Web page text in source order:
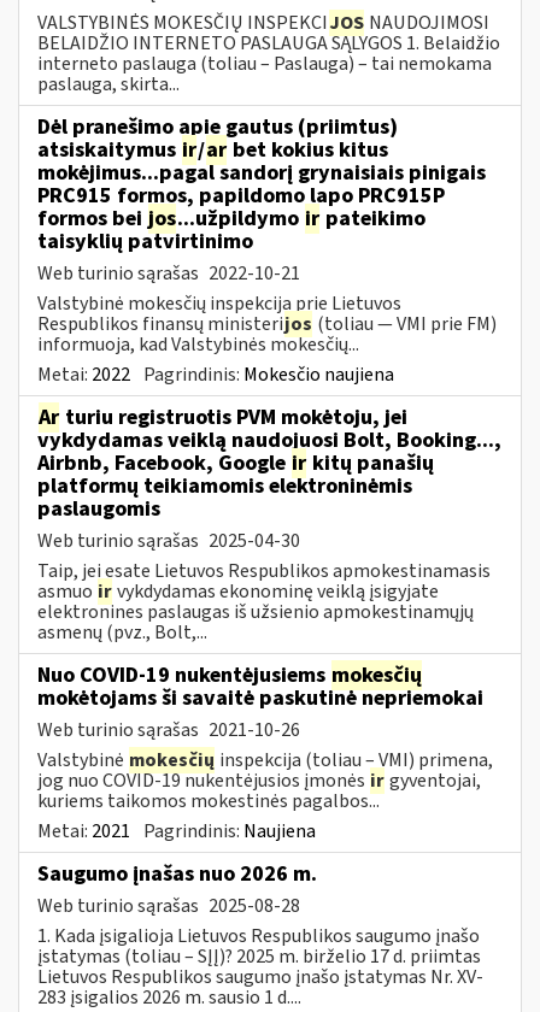
VALSTYBINĖS MOKESČIŲ INSPEKCIJOS NAUDOJIMOSI
BELAIDŽIO INTERNETO PASLAUGA SĄLYGOS 1. Belaidžio
interneto paslauga (toliau – Paslauga) – tai nemokama
paslauga, skirta...
Dėl pranešimo apie gautus (priimtus)
atsiskaitymus ir/ar bet kokius kitus
mokėjimus...pagal sandorį grynaisiais pinigais
PRC915 formos, papildomo lapo PRC915P
formos bei jos...užpildymo ir pateikimo
taisyklių patvirtinimo
Web turinio sąrašas 2022-10-21
Valstybinė mokesčių inspekcija prie Lietuvos
Respublikos finansų ministerijos (toliau ― VMI prie FM)
informuoja, kad Valstybinės mokesčių...
Metai: 2022 Pagrindinis: Mokesčio naujiena
Ar turiu registruotis PVM mokėtoju, jei
vykdydamas veiklą naudojuosi Bolt, Booking...,
Airbnb, Facebook, Google ir kitų panašių
platformų teikiamomis elektroninėmis
paslaugomis
Web turinio sąrašas 2025-04-30
Taip, jei esate Lietuvos Respublikos apmokestinamasis
asmuo irvykdydamas ekonominę veiklą įsigyjate
elektronines paslaugas iš užsienio apmokestinamųjų
asmenų (pvz., Bolt,...
Nuo COVID-19 nukentėjusiems mokesčių
mokėtojams ši savaitė paskutinė nepriemokai
Web turinio sąrašas 2021-10-26
Valstybinė mokesčių inspekcija (toliau – VMI) primena,
jog nuo COVID-19 nukentėjusios įmonės irgyventojai,
kuriems taikomos mokestinės pagalbos...
Metai: 2021 Pagrindinis: Naujiena
Saugumo įnašas nuo 2026 m.
Web turinio sąrašas 2025-08-28
1. Kada įsigalioja Lietuvos Respublikos saugumo įnašo
įstatymas (toliau – SĮĮ)? 2025 m. birželio 17 d. priimtas
Lietuvos Respublikos saugumo įnašo įstatymas Nr. XV-
283 įsigalios 2026 m. sausio 1 d....